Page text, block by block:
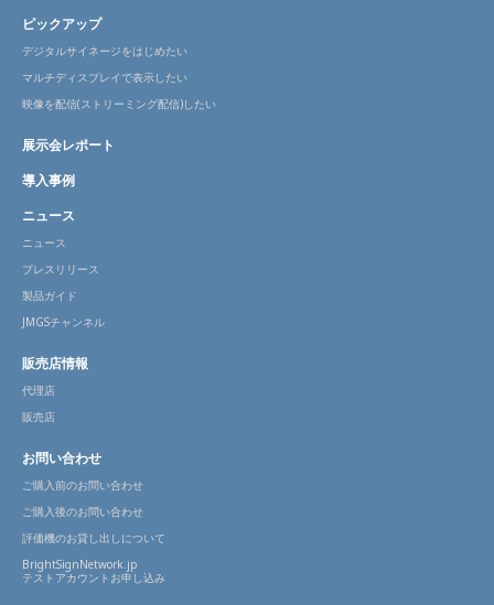
ピックアップ
デジタルサイネージをはじめたい
マルチディスプレイで表示したい
映像を配信(ストリーミング配信)したい
展示会レポート
導入事例
ニュース
ニュース
プレスリリース
製品ガイド
JMGSチャンネル
販売店情報
代理店
販売店
お問い合わせ
ご購入前のお問い合わせ
ご購入後のお問い合わせ
評価機のお貸し出しについて
BrightSignNetwork.jp
テストアカウントお申し込み